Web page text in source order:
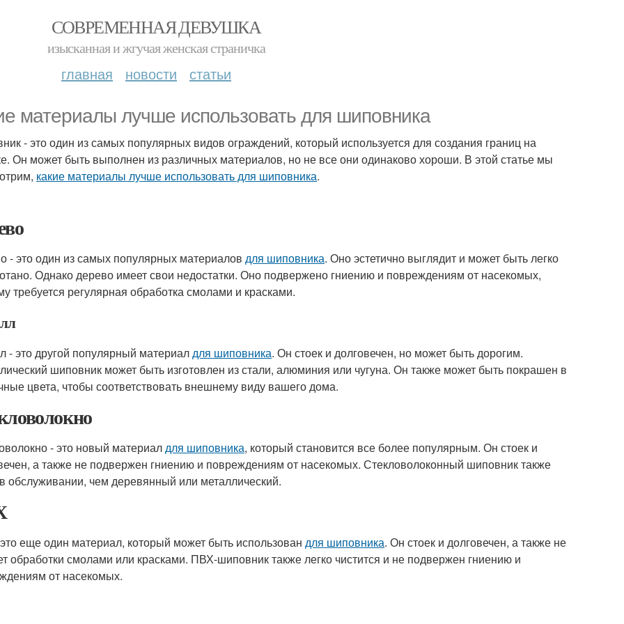
СОВРЕМЕННАЯ ДЕВУШКА
изысканная и жгучая женская страничка
главная новости статьи
материалы лучше использовать для шиповника
- это один из самых популярных видов ограждений, который используется для создания границ на
Он может быть выполнен из различных материалов, но не все они одинаково хороши. В этой статье мы
какие материалы лучше использовать для шиповника.
- это один из самых популярных материалов для шиповника. Оно эстетично выглядит и может быть легко
Однако дерево имеет свои недостатки. Оно подвержено гниению и повреждениям от насекомых,
требуется регулярная обработка смолами и красками.
- это другой популярный материалдля шиповника. Он стоек и долговечен, но может быть дорогим.
шиповник может быть изготовлен из стали, алюминия или чугуна. Он также может быть покрашен в
цвета, чтобы соответствовать внешнему виду вашего дома.
- это новый материалдля шиповника, который становится все более популярным. Он стоек и
а также не подвержен гниению и повреждениям от насекомых. Стекловолоконный шиповник также
обслуживании, чем деревянный или металлический.
еще один материал, который может быть использован для шиповника. Он стоек и долговечен, а также не
обработки смолами или красками. ПВХ-шиповник также легко чистится и не подвержен гниению и
от насекомых.